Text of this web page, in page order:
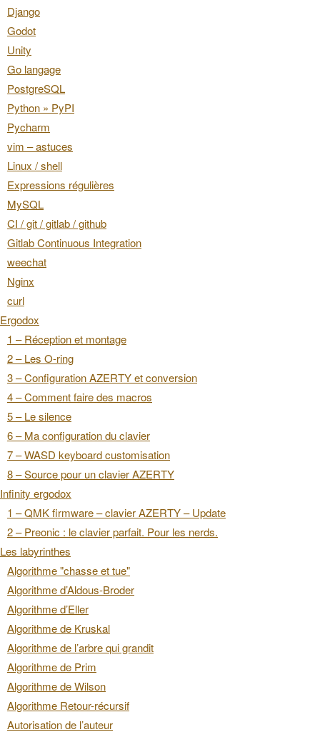
Django
Godot
Unity
Go langage
PostgreSQL
Python » PyPI
Pycharm
vim – astuces
Linux / shell
Expressions régulières
MySQL
CI / git / gitlab / github
Gitlab Continuous Integration
weechat
Nginx
curl
Ergodox
1 – Réception et montage
2 – Les O-ring
3 – Configuration AZERTY et conversion
4 – Comment faire des macros
5 – Le silence
6 – Ma configuration du clavier
7 – WASD keyboard customisation
8 – Source pour un clavier AZERTY
Infinity ergodox
1 – QMK firmware – clavier AZERTY – Update
2 – Preonic : le clavier parfait. Pour les nerds.
Les labyrinthes
Algorithme "chasse et tue"
Algorithme d’Aldous-Broder
Algorithme d’Eller
Algorithme de Kruskal
Algorithme de l’arbre qui grandit
Algorithme de Prim
Algorithme de Wilson
Algorithme Retour-récursif
Autorisation de l’auteur